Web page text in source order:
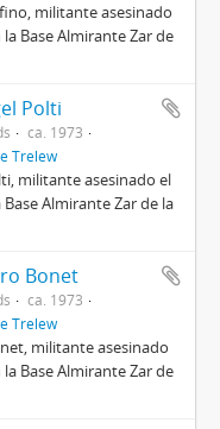
militante asesinado
Base Almirante Zar de
Polti
ca. 1973
Trelew
militante asesinado el
Almirante Zar de la
Bonet
ca. 1973
Trelew
militante asesinado
Base Almirante Zar de